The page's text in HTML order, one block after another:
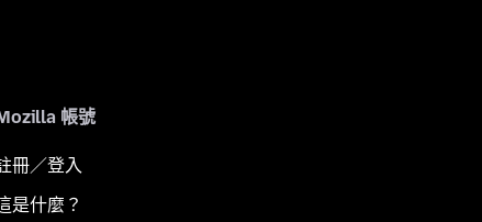
帳號
冊／登入
是什麼？